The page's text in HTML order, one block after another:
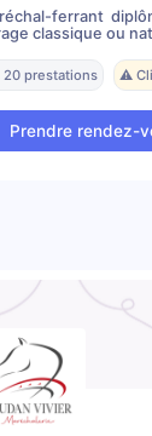
ferrant
classique ou
20 prestations ⚠️
Prendre rendez-